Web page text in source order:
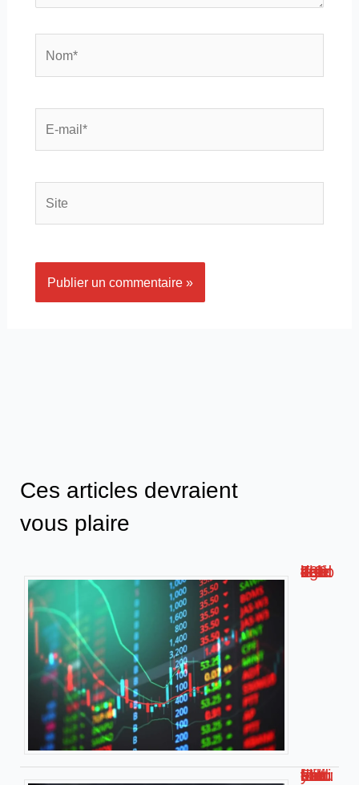
Ces articles devraient
vous plaire
Faut-il vendre les actions du crédit agricole en 2024 ?
Eddy Mitchell : estimation de sa fortune actuelle